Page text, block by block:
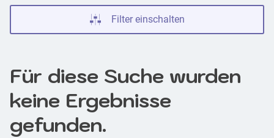
Filter einschalten
Für diese Suche wurden
keine Ergebnisse
gefunden.